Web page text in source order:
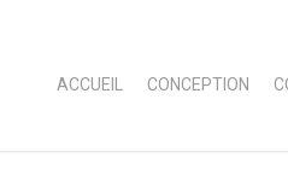
ACCUEIL CONCEPTION